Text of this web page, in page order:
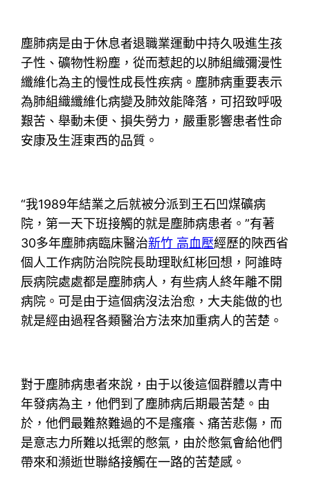
塵肺病是由于休息者退職業運動中持久吸進生孩
子性、礦物性粉塵，從而惹起的以肺組織彌漫性
纖維化為主的慢性成長性疾病。塵肺病重要表示
為肺組織纖維化病變及肺效能降落，可招致呼吸
艱苦、舉動未便、損失勞力，嚴重影響患者性命
安康及生涯東西的品質。
“我1989年結業之后就被分派到王石凹煤礦病
院，第一天下班接觸的就是塵肺病患者。”有著
30多年塵肺病臨床醫治新竹 高血壓經歷的陜西省
個人工作病防治院院長助理耿紅彬回想，阿誰時
辰病院處處都是塵肺病人，有些病人終年離不開
病院。可是由于這個病沒法治愈，大夫能做的也
就是經由過程各類醫治方法來加重病人的苦楚。
對于塵肺病患者來說，由于以後這個群體以青中
年發病為主，他們到了塵肺病后期最苦楚。由
於，他們最難熬難過的不是瘙癢、痛苦悲傷，而
是意志力所難以抵禦的憋氣，由於憋氣會給他們
帶來和瀕逝世聯絡接觸在一路的苦楚感。